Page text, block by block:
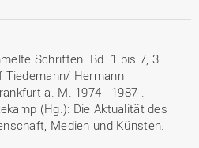
Schriften. Bd. 1 bis 7, 3
Tiedemann/ Hermann
a. M. 1974 - 1987 .
(Hg.): Die Aktualität des
Medien und Künsten.